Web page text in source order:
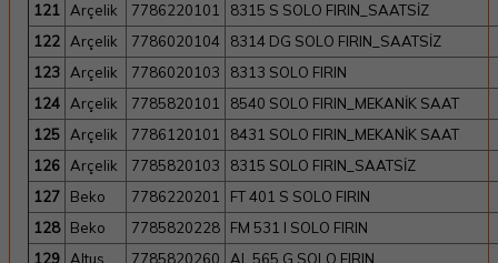
121 Arçelik 7786220101
8315 S SOLO FIRIN_SAATSİZ
122 Arçelik 7786020104
8314 DG SOLO FIRIN_SAATSİZ
123 Arçelik 7786020103
8313 SOLO FIRIN
124 Arçelik 7785820101
8540 SOLO FIRIN_MEKANİK SAAT
125 Arçelik 7786120101
8431 SOLO FIRIN_MEKANİK SAAT
126 Arçelik 7785820103
8315 SOLO FIRIN_SAATSİZ
127
Beko 7786220201
FT 401 S SOLO FIRIN
128
Beko 7785820228
FM 531 I SOLO FIRIN
129 Altus 7785820260
AL 565 G SOLO FIRIN